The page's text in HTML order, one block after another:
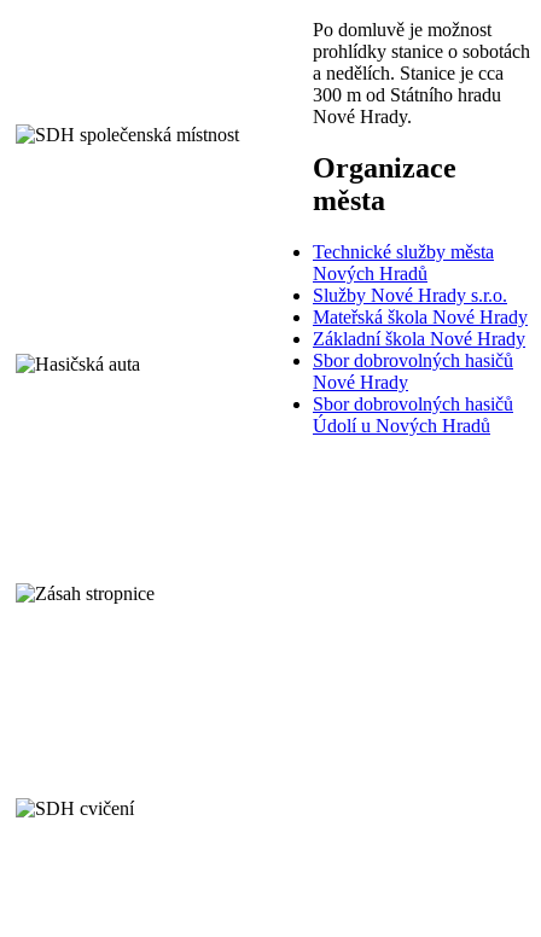
Po domluvě je možnost
prohlídky stanice o sobotách
a nedělích. Stanice je cca
300 m od Státního hradu
Nové Hrady.
Organizace
města
Technické služby města
Nových Hradů
Služby Nové Hrady s.r.o.
Mateřská škola Nové Hrady
Základní škola Nové Hrady
Sbor dobrovolných hasičů
Nové Hrady
Sbor dobrovolných hasičů
Údolí u Nových Hradů